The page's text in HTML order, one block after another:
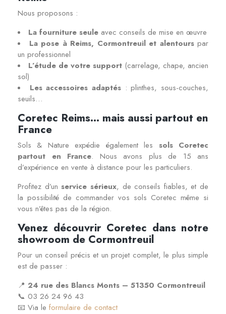
Nous proposons :
La fourniture seule avec conseils de mise en œuvre
La pose à Reims, Cormontreuil et alentourspar
un professionnel
L’étude de votre support (carrelage, chape, ancien
sol)
Les accessoires adaptés : plinthes, sous-couches,
seuils…
Coretec Reims… mais aussi partout en
France
Sols & Nature expédie également les sols Coretec
partout en France. Nous avons plus de 15 ans
d’expérience en vente à distance pour les particuliers.
Profitez d’unservice sérieux, de conseils fiables, et de
la possibilité de commander vos sols Coretec même si
vous n’êtes pas de la région.
Venez découvrir Coretec dans notre
showroom de Cormontreuil
Pour un conseil précis et un projet complet, le plus simple
est de passer :
📍 24 rue des Blancs Monts – 51350 Cormontreuil
📞 03 26 24 96 43
📧 Via le formulaire de contact